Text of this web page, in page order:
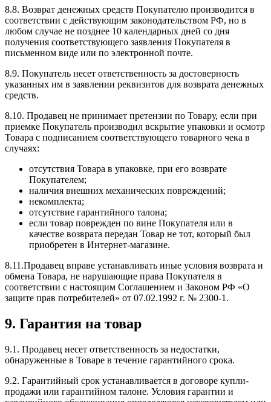
8.8. Возврат денежных средств Покупателю производится в
соответствии с действующим законодательством РФ, но в
любом случае не позднее 10 календарных дней со дня
получения соответствующего заявления Покупателя в
письменном виде или по электронной почте.
8.9. Покупатель несет ответственность за достоверность
указанных им в заявлении реквизитов для возврата денежных
средств.
8.10. Продавец не принимает претензии по Товару, если при
приемке Покупатель производил вскрытие упаковки и осмотр
Товара с подписанием соответствующего товарного чека в
случаях:
отсутствия Товара в упаковке, при его возврате
Покупателем;
наличия внешних механических повреждений;
некомплекта;
отсутствие гарантийного талона;
если товар поврежден по вине Покупателя или в
качестве возврата передан Товар не тот, который был
приобретен в Интернет-магазине.
8.11.Продавец вправе устанавливать иные условия возврата и
обмена Товара, не нарушающие права Покупателя в
соответствии с настоящим Соглашением и Законом РФ «О
защите прав потребителей» от 07.02.1992 г. № 2300-1.
9. Гарантия на товар
9.1. Продавец несет ответственность за недостатки,
обнаруженные в Товаре в течение гарантийного срока.
9.2. Гарантийный срок устанавливается в договоре купли-
продажи или гарантийном талоне. Условия гарантии и